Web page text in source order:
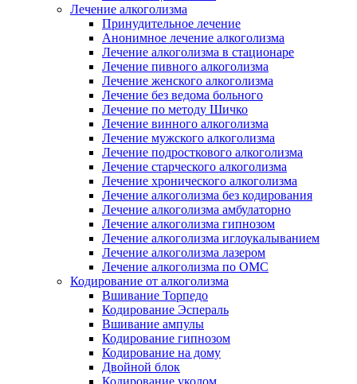
Лечение алкоголизма
Принудительное лечение
Анонимное лечение алкоголизма
Лечение алкоголизма в стационаре
Лечение пивного алкоголизма
Лечение женского алкоголизма
Лечение без ведома больного
Лечение по методу Шичко
Лечение винного алкоголизма
Лечение мужского алкоголизма
Лечение подросткового алкоголизма
Лечение старческого алкоголизма
Лечение хронического алкоголизма
Лечение алкоголизма без кодирования
Лечение алкоголизма амбулаторно
Лечение алкоголизма гипнозом
Лечение алкоголизма иглоукалыванием
Лечение алкоголизма лазером
Лечение алкоголизма по ОМС
Кодирование от алкоголизма
Вшивание Торпедо
Кодирование Эспераль
Вшивание ампулы
Кодирование гипнозом
Кодирование на дому
Двойной блок
Кодирование уколом